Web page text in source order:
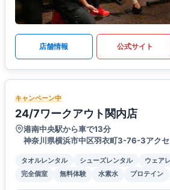
店舗情報 公式サイト
キャンペーン中
24/7ワークアウト関内店
港南中央駅から車で13分
神奈川県横浜市中区羽衣町3-76-3アク
タオルレンタル シューズレンタル ウェア
完全個室
無料体験 水素水 プロテイン